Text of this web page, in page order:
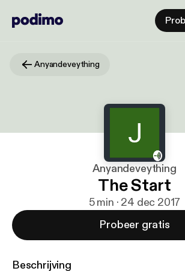
Anyandeveything
Anyandeveything
The Start
5 min · 24 dec 2017
Probeer gratis
Beschrijving